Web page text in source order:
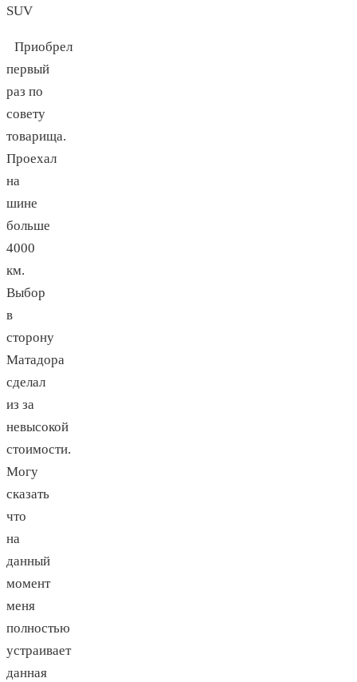
SUV
Приобрел
первый
раз по
совету
товарища.
Проехал
на
шине
больше
4000
км.
Выбор
в
сторону
Матадора
сделал
из за
невысокой
стоимости.
Могу
сказать
что
на
данный
момент
меня
полностью
устраивает
данная